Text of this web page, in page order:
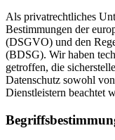
Als privatrechtliches
Bestimmungen der
(DSGVO) und den
(BDSG). Wir haben
getroffen, die
Datenschutz sowohl
Dienstleistern beachtet